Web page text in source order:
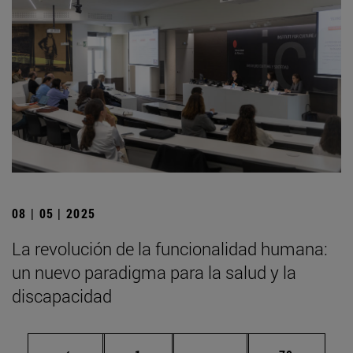
08 | 05 | 2025
La revolución de la funcionalidad humana:
un nuevo paradigma para la salud y la
discapacidad